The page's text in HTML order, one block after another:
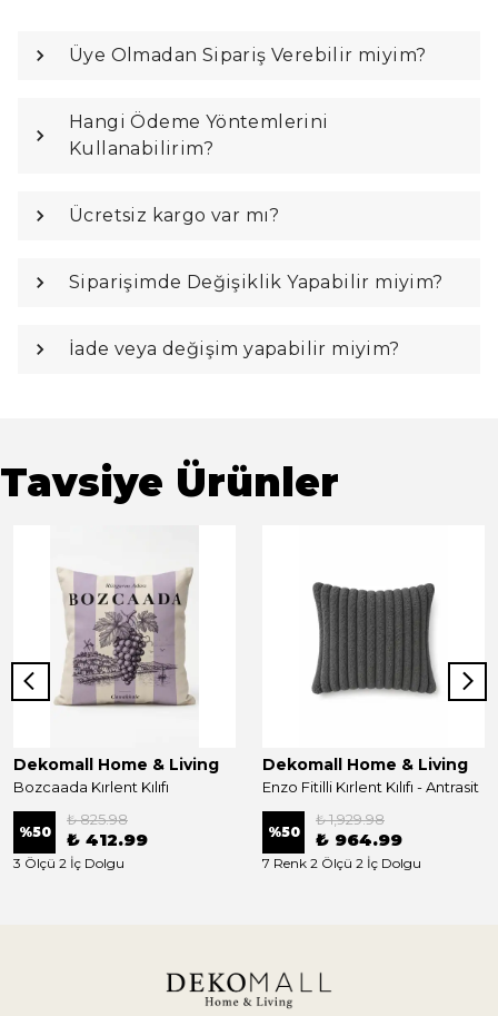
Üye Olmadan Sipariş Verebilir miyim?
Hangi Ödeme Yöntemlerini
Kullanabilirim?
Ücretsiz kargo var mı?
Siparişimde Değişiklik Yapabilir miyim?
İade veya değişim yapabilir miyim?
Tavsiye Ürünler
Dekomall Home & Living
Bozcaada Kırlent Kılıfı
%50
₺ 825.98
₺ 412.99
3 Ölçü 2 İç Dolgu
Dekomall Home & Living
Enzo Fitilli Kırlent Kılıfı - Antrasit
%50
₺ 1,929.98
₺ 964.99
7 Renk 2 Ölçü 2 İç Dolgu